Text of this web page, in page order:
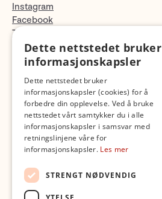
Instagram
Facebook
TikTok
Fotopodden
Dette nettstedet bruker
informasjonskapsler
Dette nettstedet bruker
informasjonskapsler (cookies) for å
forbedre din opplevelse. Ved å bruke
nettstedet vårt samtykker du i alle
informasjonskapsler i samsvar med
retningslinjene våre for
informasjonskapsler. Les mer
STRENGT NØDVENDIG